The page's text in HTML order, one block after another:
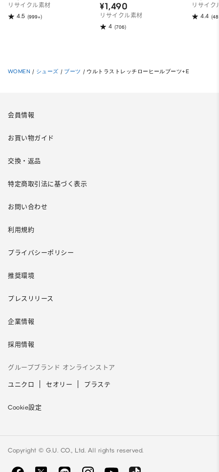
リサイクル素材
4.5 (999+)
¥1,490
リサイクル素材
4 (706)
リサイク
4.4
WOMEN / シューズ / ブーツ / ウルトラストレッチローヒールブーツ+E
会員情報
お買い物ガイド
交換・返品
特定商取引法に基づく表示
お問い合わせ
利用規約
プライバシーポリシー
推奨環境
プレスリリース
企業情報
採用情報
グループブランド オンラインストア
ユニクロ セオリー プラステ
Cookie設定
Copyright © G.U. CO., Ltd. All rights reserved.